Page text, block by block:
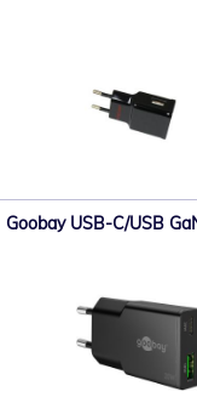
Goobay USB-C/USB